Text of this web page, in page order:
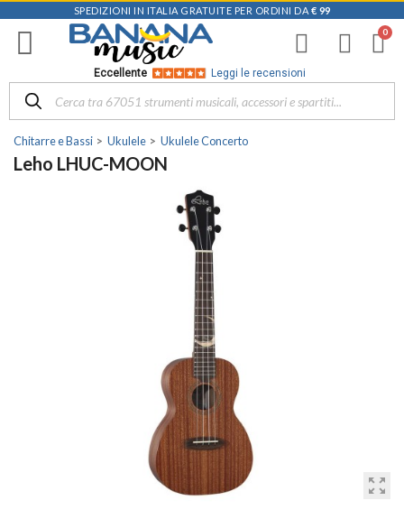
SPEDIZIONI IN ITALIA GRATUITE PER ORDINI DA € 99
Eccellente Leggi le recensioni
Chitarre e Bassi Ukulele Ukulele Concerto
Leho LHUC-MOON
zoom_out_map